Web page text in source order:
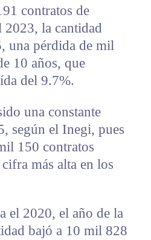
contratos de
la cantidad
una pérdida de mil
10 años, que
del 9.7%.
una constante
según el Inegi, pues
150 contratos
más alta en los
el 2020, el año de la
bajó a 10 mil 828